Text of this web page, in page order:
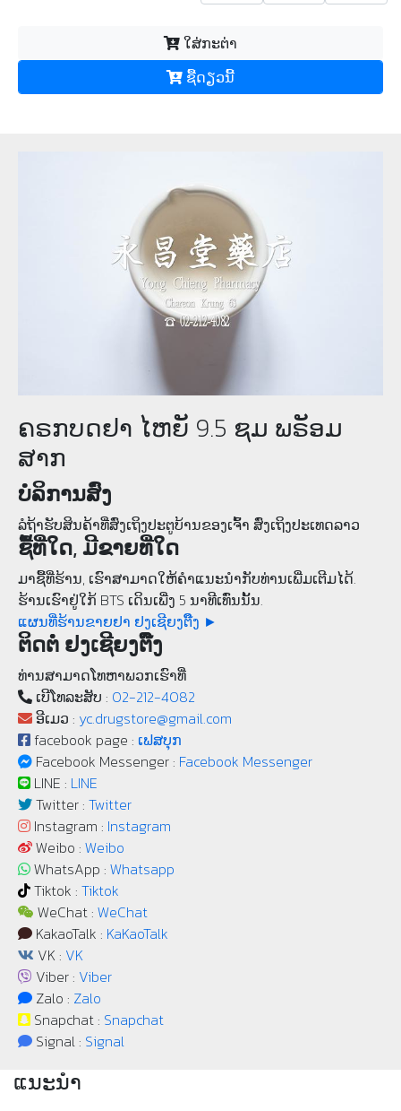
ໃສ່ກະຕ່າ
ຊື້​ດຽວ​ນີ້
ຄຣກບດຢາ ໄຫຍັ 9.5 ຊມ ພຣັອມ
ສາກ
ບໍລິການສົ່ງ
ລໍຖ້າຮັບສິນຄ້າທີ່ສົ່ງເຖິງປະຕູບ້ານຂອງເຈົ້າ ສົ່ງເຖິງປະເທດລາວ
ຊື້ທີ່ໃດ, ມີຂາຍທີ່ໃດ
ມາຊື້ທີ່ຮ້ານ, ເຮົາສາມາດໃຫ້ຄໍາແນະນຳກັບທ່ານເພີ່ມເຕີມໄດ້.
ຮ້ານເຮົາຢູ່ໃກ້ BTS ເດິນເພີ່ງ 5 ນາທີເທົ່ນນັ້ນ.
ແຜນທີ່ຮ້ານຂາຍຢາ ຢງເຊີຍງຕຶ໊ງ ►
ຕິດຕໍ່ ຢງເຊີຍງຕຶ໊ງ
ທ່ານສາມາດໂທຫາພວກເຮົາທີ່
ເບີ​ໂທລະ​ສັບ : 02-212-4082
ອີເມວ : yc.drugstore@gmail.com
facebook page : ເຟສບຸກ
Facebook Messenger : Facebook Messenger
LINE : LINE
Twitter : Twitter
Instagram : Instagram
Weibo : Weibo
WhatsApp : Whatsapp
Tiktok : Tiktok
WeChat : WeChat
KakaoTalk : KaKaoTalk
VK : VK
Viber : Viber
Zalo : Zalo
Snapchat : Snapchat
Signal : Signal
ແນະນຳ